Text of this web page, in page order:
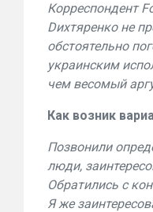
Корреспондент
Dихтяренко не
обстоятельно
украинским
чем весомый
Как возник
Позвонили
люди,
Обратились с
Я же